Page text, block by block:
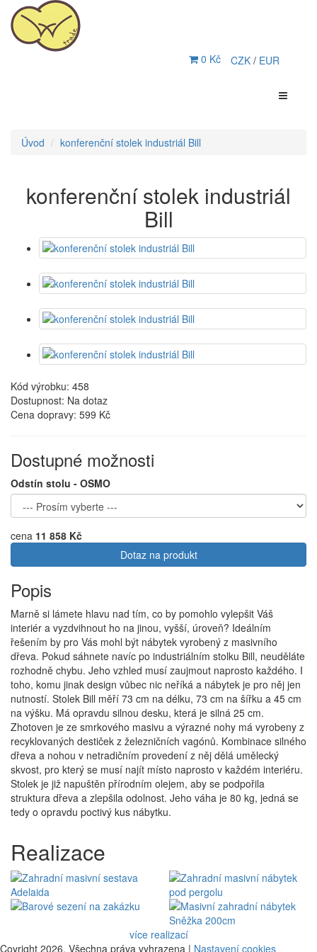
0 Kč CZK / EUR
Úvod konferenční stolek industriál Bill
konferenční stolek industriál
Bill
Kód výrobku: 458
Dostupnost: Na dotaz
Cena dopravy: 599 Kč
Dostupné možnosti
Odstín stolu - OSMO
cena 11 858 Kč
Dotaz na produkt
Popis
Marně si lámete hlavu nad tím, co by pomohlo vylepšit Váš
interiér a vyzdvihnout ho na jinou, vyšší, úroveň? Ideálním
řešením by pro Vás mohl být nábytek vyrobený z masivního
dřeva. Pokud sáhnete navíc po industriálním stolku Bill, neuděláte
rozhodně chybu. Jeho vzhled musí zaujmout naprosto každého. I
toho, komu jinak design vůbec nic neříká a nábytek je pro něj jen
nutností. Stolek Bill měří 73 cm na délku, 73 cm na šířku a 45 cm
na výšku. Má opravdu silnou desku, která je silná 25 cm.
Zhotoven je ze smrkového masivu a výrazné nohy má vyrobeny z
recyklovaných destiček z železničních vagónů. Kombinace silného
dřeva a nohou v netradičním provedení z něj dělá umělecký
skvost, pro který se musí najít místo naprosto v každém interiéru.
Stolek je již napuštěn přírodním olejem, aby se podpořila
struktura dřeva a zlepšila odolnost. Jeho váha je 80 kg, jedná se
tedy o opravdu poctivý kus nábytku.
Realizace
více realizací
Coyright 2026, Všechna práva vyhrazena | Nastavení cookies